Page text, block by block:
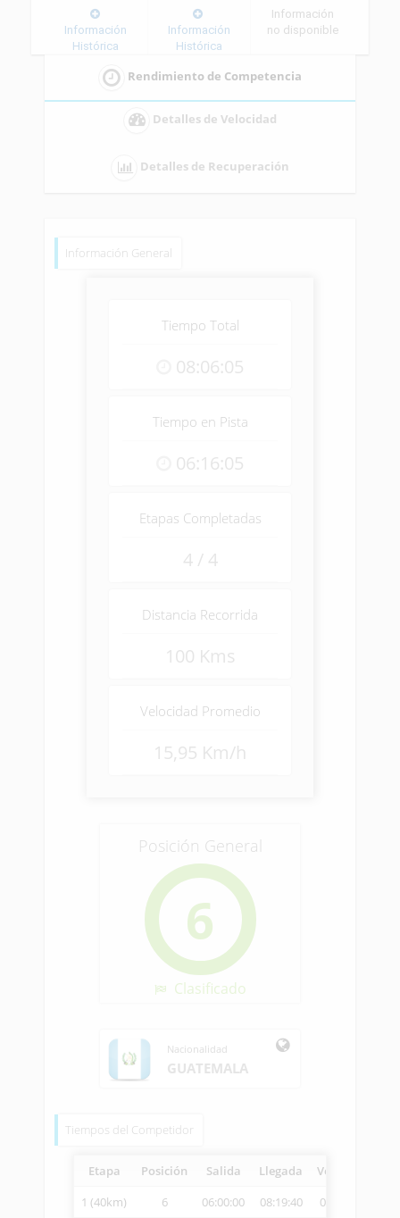
Información
Histórica
Información
Histórica
Información
no disponible
Rendimiento de Competencia
Detalles de Velocidad
Detalles de Recuperación
Información General
Tiempo Total
08:06:05
Tiempo en Pista
06:16:05
Etapas Completadas
4 / 4
Distancia Recorrida
100 Kms
Velocidad Promedio
15,95 Km/h
Posición General
6
Clasificado
Nacionalidad
GUATEMALA
Tiempos del Competidor
Etapa Posición Salida Llegada Vetcheck
1 (40km)
6 06:00:00 08:19:40 08:21:46